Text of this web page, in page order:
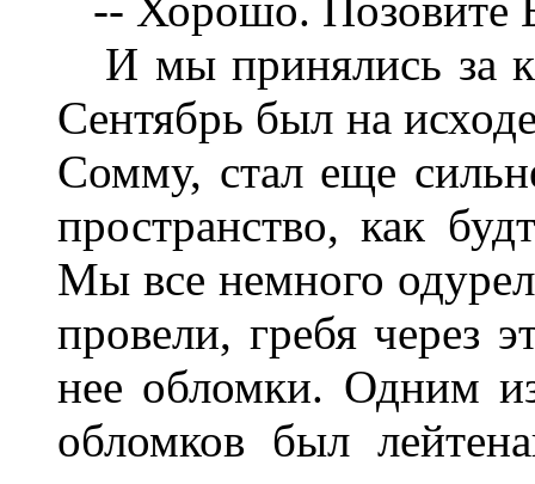
-- Хорошо. Позовите
И мы принялись за
Сентябрь был на
Сомму, стал еще
пространство, как
Мы все немного
провели, гребя через
нее обломки. Одним
обломков был